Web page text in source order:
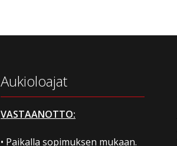
Aukioloajat
VASTAANOTTO:
• Paikalla sopimuksen mukaan.